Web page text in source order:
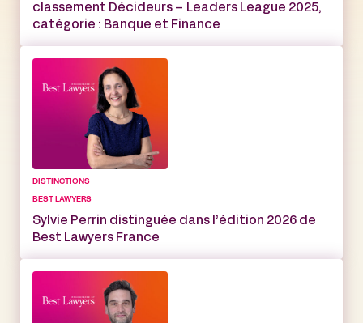
classement Décideurs – Leaders League 2025,
catégorie : Banque et Finance
DISTINCTIONS
BEST LAWYERS
Sylvie Perrin distinguée dans l’édition 2026 de
Best Lawyers France